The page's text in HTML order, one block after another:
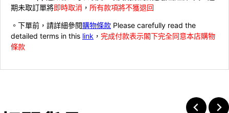
期未取訂單將即時取消 ， 所有款項將不獲退回
。下單前，請詳細參閱購物條款 Please carefully read the
detailed terms in this link ， 完成付款表示閣下完全同意本店購物
條款